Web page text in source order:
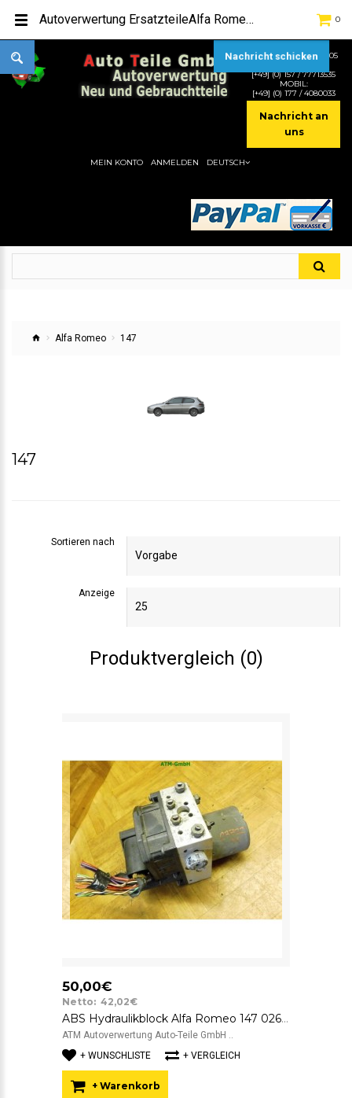
TEL:[+49] (0) 2232-5205
[+49] (0) 157 / 77713535
MOBIL:
[+49] (0) 177 / 4080033
Nachricht an
uns
0
MEIN KONTO ANMELDEN DEUTSCH
Alfa Romeo 147
147
Sortieren nach
Anzeige
Produktvergleich (0)
50,00€
Netto: 42,02€
ABS Hydraulikblock Alfa Romeo 147 0265224097 A152 Bosch 0265900051
ATM Autoverwertung Auto-Teile GmbH ..
+ WUNSCHLISTE
+ VERGLEICH
+ Warenkorb
Autoverwertung ErsatzteileAlfa Romeo 147Hier gibt es viele Autoersatzteile, günstigen Preise, gute Qualität
Nachricht schicken